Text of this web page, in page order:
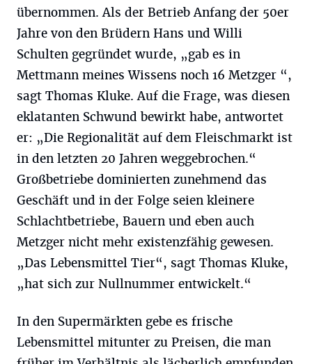
übernommen. Als der Betrieb Anfang der 50er
Jahre von den Brüdern Hans und Willi
Schulten gegründet wurde, „gab es in
Mettmann meines Wissens noch 16 Metzger “,
sagt Thomas Kluke. Auf die Frage, was diesen
eklatanten Schwund bewirkt habe, antwortet
er: „Die Regionalität auf dem Fleischmarkt ist
in den letzten 20 Jahren weggebrochen.“
Großbetriebe dominierten zunehmend das
Geschäft und in der Folge seien kleinere
Schlachtbetriebe, Bauern und eben auch
Metzger nicht mehr existenzfähig gewesen.
„Das Lebensmittel Tier“, sagt Thomas Kluke,
„hat sich zur Nullnummer entwickelt.“
In den Supermärkten gebe es frische
Lebensmittel mitunter zu Preisen, die man